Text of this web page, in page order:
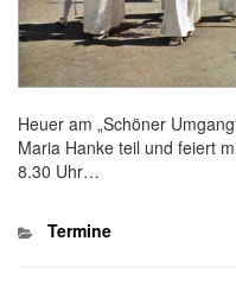
Heuer am „Schöner
Maria Hanke teil und feiert
8.30 Uhr…
Kategorien
Termine